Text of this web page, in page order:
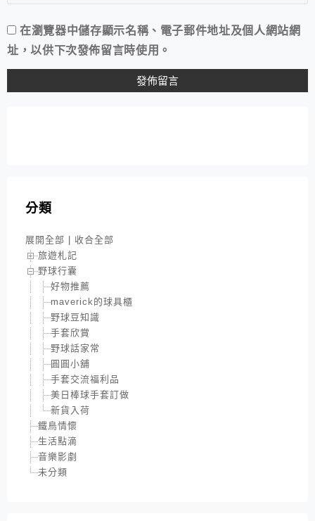
在瀏覽器中儲存顯示名稱、電子郵件地址及個人網站網
址，以供下次發佈留言時使用。
分類
展開全部
收合全部
旅遊札記
野球行囊
好物推薦
maverick的球具櫃
野球豆知識
手套欣賞
野球話家常
圓圓小舖
手套交流福利品
美日棒球手套訂做
新貨入荷
鐵鳥情懷
生活點滴
音樂影劇
未分類